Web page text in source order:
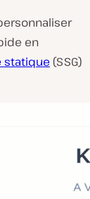
en
statique (SSG)